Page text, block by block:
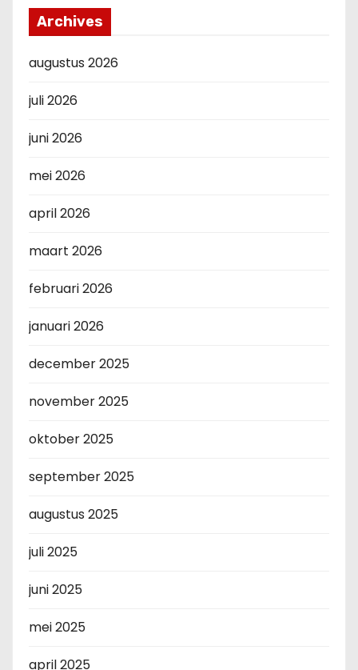
Archives
augustus 2026
juli 2026
juni 2026
mei 2026
april 2026
maart 2026
februari 2026
januari 2026
december 2025
november 2025
oktober 2025
september 2025
augustus 2025
juli 2025
juni 2025
mei 2025
april 2025